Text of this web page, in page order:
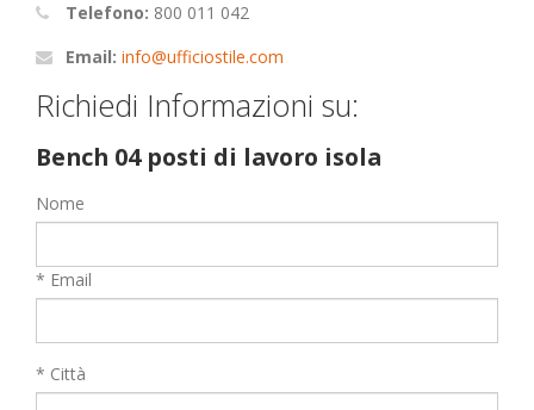
Telefono: 800 011 042
Email: info@ufficiostile.com
Richiedi Informazioni su:
Bench 04 posti di lavoro isola
Nome
* Email
* Città